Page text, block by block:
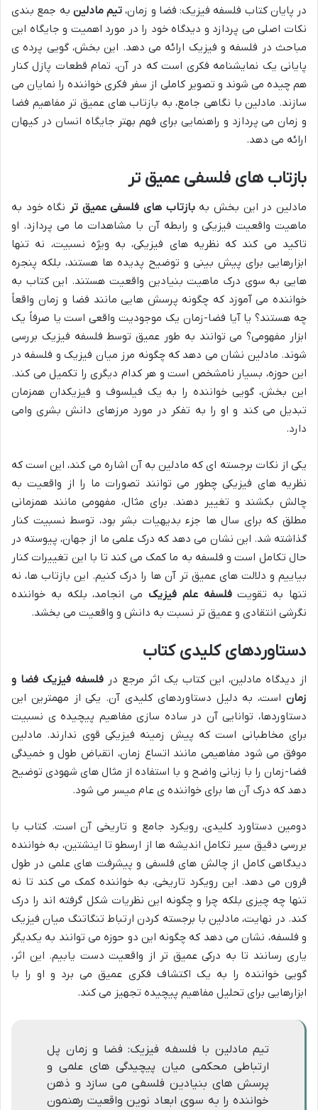
در پایان کتاب فلسفه فیزیک: فضا و زمان، تیم مادلین به جمع بندی
نکات اصلی می پردازد و دیدگاه خود را در مورد اهمیت و جایگاه این
مباحث در فلسفه و فیزیک ارائه می دهد. این بخش، گویی پرده ی
پایانی یک نمایشنامه فکری است که در آن، تمام قطعات پازل کنار
هم چیده می شوند و تصویر کاملی از سفر فکری خواننده را نمایان می
سازند. مادلین با نگاهی جامع، به بازتاب های عمیق تر مفاهیم فضا
و زمان می پردازد و راهنمایی برای فهم بهتر جایگاه انسان در کیهان
ارائه می دهد.
بازتاب های فلسفی عمیق تر
مادلین در این بخش بهبازتاب های فلسفی عمیق تر نگاه خود به
ماهیت واقعیت فیزیکی و رابطه آن با مشاهدات ما می پردازد. او
تاکید می کند که نظریه های فیزیکی، به ویژه نسبیت، نه تنها
ابزارهایی برای پیش بینی و توضیح پدیده ها هستند، بلکه پنجره
هایی به سوی درک ماهیت بنیادین واقعیت هستند. این کتاب به
خواننده می آموزد که چگونه پرسش هایی مانند فضا و زمان واقعاً
چه هستند؟ یا آیا فضا-زمان یک موجودیت واقعی است یا صرفاً یک
ابزار مفهومی؟ می توانند به طور عمیق توسط فلسفه فیزیک بررسی
شوند. مادلین نشان می دهد که چگونه مرز میان فیزیک و فلسفه در
این حوزه، بسیار نامشخص است و هر کدام دیگری را تکمیل می کند.
این بخش، گویی خواننده را به یک فیلسوف و فیزیکدان همزمان
تبدیل می کند و او را به تفکر در مورد مرزهای دانش بشری وامی
دارد.
یکی از نکات برجسته ای که مادلین به آن اشاره می کند، این است که
نظریه های فیزیکی چطور می توانند تصورات ما را از واقعیت به
چالش بکشند و تغییر دهند. برای مثال، مفهومی مانند همزمانی
مطلق که برای سال ها جزء بدیهیات بشر بود، توسط نسبیت کنار
گذاشته شد. این نشان می دهد که درک علمی ما از جهان، پیوسته در
حال تکامل است و فلسفه به ما کمک می کند تا با این تغییرات کنار
بیاییم و دلالت های عمیق تر آن ها را درک کنیم. این بازتاب ها، نه
تنها به تقویتفلسفه علم فیزیک می انجامد، بلکه به خواننده
نگرشی انتقادی و عمیق تر نسبت به دانش و واقعیت می بخشد.
دستاوردهای کلیدی کتاب
از دیدگاه مادلین، این کتاب یک اثر مرجع در فلسفه فیزیک فضا و
زمان است، به دلیل دستاوردهای کلیدی آن. یکی از مهمترین این
دستاوردها، توانایی آن در ساده سازی مفاهیم پیچیده ی نسبیت
برای مخاطبانی است که پیش زمینه فیزیکی قوی ندارند. مادلین
موفق می شود مفاهیمی مانند اتساع زمان، انقباض طول و خمیدگی
فضا-زمان را با زبانی واضح و با استفاده از مثال های شهودی توضیح
دهد که درک آن ها برای خواننده ی عام میسر می شود.
دومین دستاورد کلیدی، رویکرد جامع و تاریخی آن است. کتاب با
بررسی دقیق سیر تکامل اندیشه ها از ارسطو تا اینشتین، به خواننده
دیدگاهی کامل از چالش های فلسفی و پیشرفت های علمی در طول
قرون می دهد. این رویکرد تاریخی، به خواننده کمک می کند تا نه
تنها چه چیزی بلکه چرا و چگونه این نظریات شکل گرفته اند را درک
کند. در نهایت، مادلین با برجسته کردن ارتباط تنگاتنگ میان فیزیک
و فلسفه، نشان می دهد که چگونه این دو حوزه می توانند به یکدیگر
یاری رسانند تا به درکی عمیق تر از واقعیت دست یابیم. این اثر،
گویی خواننده را به یک اکتشاف فکری عمیق می برد و او را با
ابزارهایی برای تحلیل مفاهیم پیچیده تجهیز می کند.
تیم مادلین با فلسفه فیزیک: فضا و زمان پل
ارتباطی محکمی میان پیچیدگی های علمی و
پرسش های بنیادین فلسفی می سازد و ذهن
خواننده را به سوی ابعاد نوین واقعیت رهنمون